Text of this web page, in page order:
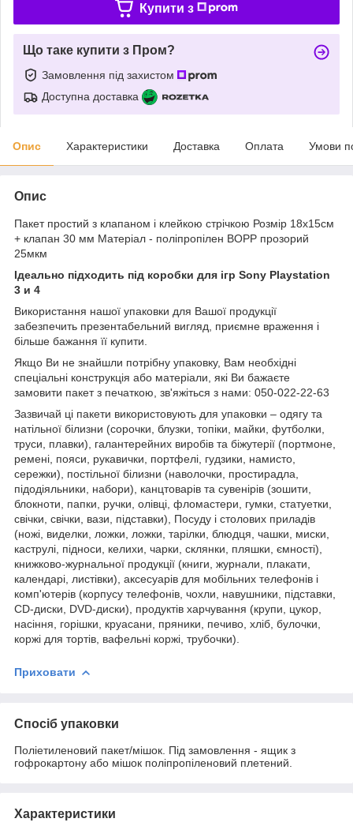
Купити з
Що таке купити з Пром?
Замовлення під захистом
Доступна доставка
Опис Характеристики Доставка Оплата Умови
Опис
Пакет простий з клапаном і клейкою стрічкою Розмір 18х15см
+ клапан 30 мм Матеріал - поліпропілен BOPP прозорий
25мкм
Ідеально підходить під коробки для ігр Sony Playstation
3 и 4
Використання нашої упаковки для Вашої продукції
забезпечить презентабельний вигляд, приємне враження і
більше бажання її купити.
Якщо Ви не знайшли потрібну упаковку, Вам необхідні
спеціальні конструкція або матеріали, які Ви бажаєте
замовити пакет з печаткою, зв'яжіться з нами: 050-022-22-63
Зазвичай ці пакети використовують для упаковки – одягу та
натільної білизни (сорочки, блузки, топіки, майки, футболки,
труси, плавки), галантерейних виробів та біжутерії (портмоне,
ремені, пояси, рукавички, портфелі, гудзики, намисто,
сережки), постільної білизни (наволочки, простирадла,
підодіяльники, набори), канцтоварів та сувенірів (зошити,
блокноти, папки, ручки, олівці, фломастери, гумки, статуетки,
свічки, свічки, вази, підставки), Посуду і столових приладів
(ножі, виделки, ложки, ложки, тарілки, блюдця, чашки, миски,
каструлі, підноси, келихи, чарки, склянки, пляшки, ємності),
книжково-журнальної продукції (книги, журнали, плакати,
календарі, листівки), аксесуарів для мобільних телефонів і
комп'ютерів (корпусу телефонів, чохли, навушники, підставки,
CD-диски, DVD-диски), продуктів харчування (крупи, цукор,
насіння, горішки, круасани, пряники, печиво, хліб, булочки,
коржі для тортів, вафельні коржі, трубочки).
Приховати
Спосіб упаковки
Поліетиленовий пакет/мішок. Під замовлення - ящик з
гофрокартону або мішок поліпропіленовий плетений.
Характеристики